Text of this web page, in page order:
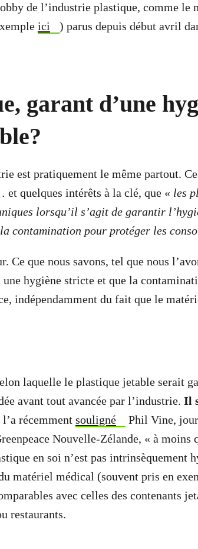
de l’industrie plastique, comme le
ici
) parus depuis début avril
garant d’une
est pratiquement le même partout.
quelques intérêts à la clé, que « les
lorsqu’il s’agit de garantir
contamination pour protéger les
Ce que nous savons, tel que nous
une hygiène stricte et que la
indépendamment du fait que le
laquelle le plastique jetable serait
avant tout avancée par l’industrie. Il
récemment souligné
Phil Vine,
Nouvelle-Zélande, « à moins
en soi n’est pas intrinsèquement
matériel médical (souvent pris en
avec celles des contenants
restaurants.